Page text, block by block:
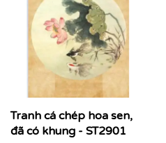
Tranh cá chép hoa sen,
đã có khung - ST2901